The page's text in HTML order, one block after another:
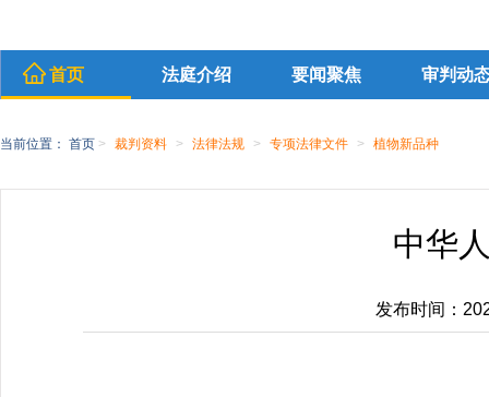
首页 法庭介绍 要闻聚焦 审判动
当前位置： 首页 > 裁判资料 > 法律法规 > 专项法律文件 > 植物新品种
中华
发布时间：